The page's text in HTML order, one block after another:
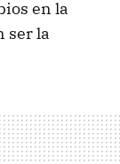
en la
ser la